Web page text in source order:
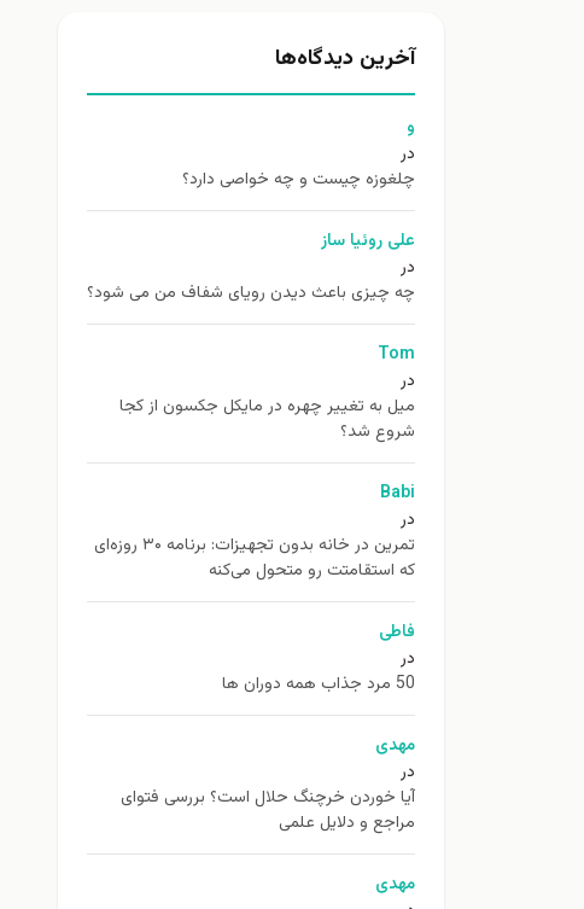
آخرین دیدگاه‌ها
و
در
چلغوزه چیست و چه خواصی دارد؟
علی روئیا ساز
در
چه چیزی باعث دیدن رویای شفاف من می شود؟
Tom
در
ميل به تغيير چهره در مایکل جکسون از كجا
شروع شد؟
Babi
در
تمرین در خانه بدون تجهیزات: برنامه ۳۰ روزه‌ای
که استقامتت رو متحول می‌کنه
فاطی
در
50 مرد جذاب همه دوران ها
مهدی
در
آیا خوردن خرچنگ حلال است؟ بررسی فتوای
مراجع و دلایل علمی
مهدی